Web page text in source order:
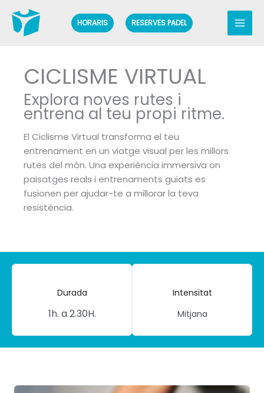
contenido
HORARIS RESERVES PADEL
CICLISME VIRTUAL
Explora noves rutes i
entrena al teu propi ritme.
El Ciclisme Virtual transforma el teu
entrenament en un viatge visual per les millors
rutes del món. Una experiència immersiva on
paisatges reals i entrenaments guiats es
fusionen per ajudar-te a millorar la teva
resistència.
Durada
1h. a 2.30H.
Intensitat
Mitjana